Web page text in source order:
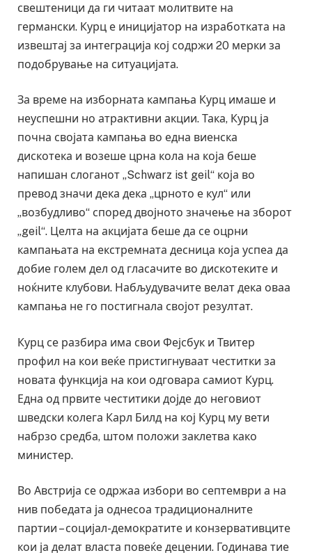
свештеници да ги читаат молитвите на
германски. Курц е иницијатор на изработката на
извештај за интеграција кој содржи 20 мерки за
подобрување на ситуацијата.
За време на изборната кампања Курц имаше и
неуспешни но атрактивни акции. Така, Курц ја
почна својата кампања во една виенска
дискотека и возеше црна кола на која беше
напишан слоганот „Schwarz ist geil“ која во
превод значи дека дека „црното е кул“ или
„возбудливо“ според двојното значење на зборот
„geil“. Целта на акцијата беше да се оцрни
кампањата на екстремната десница која успеа да
добие голем дел од гласачите во дискотеките и
ноќните клубови. Набљудувачите велат дека оваа
кампања не го постигнала својот резултат.
Курц се разбира има свои Фејсбук и Твитер
профил на кои веќе пристигнуваат честитки за
новата функција на кои одговара самиот Курц.
Една од првите честитики дојде до неговиот
шведски колега Карл Билд на кој Курц му вети
набрзо средба, штом положи заклетва како
министер.
Во Австрија се одржаа избори во септември а на
нив победата ја однесоа традиционалните
партии – социјал-демократите и конзервативците
кои ја делат власта повеќе децении. Годинава тие